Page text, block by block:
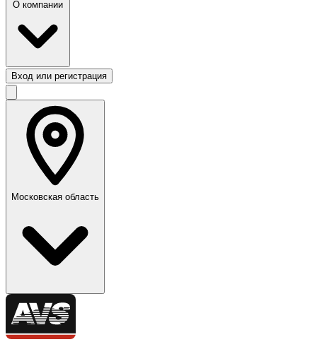
Вход или регистрация
Московская область